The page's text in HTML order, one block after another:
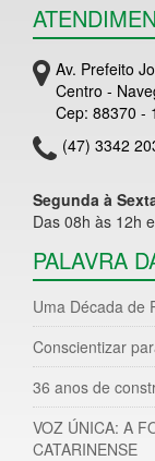
Av. Prefeito
Centro -
Cep: 88370 -
(47) 3342
Segunda à
Das 08h às 12h
PALAVRA
Uma Década de
Conscientizar
36 anos de
VOZ ÚNICA: A
CATARINENSE